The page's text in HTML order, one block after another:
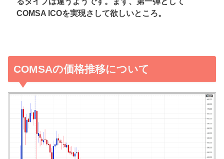
COMSA ICOを実現さして欲しいところ。
COMSAの価格推移について